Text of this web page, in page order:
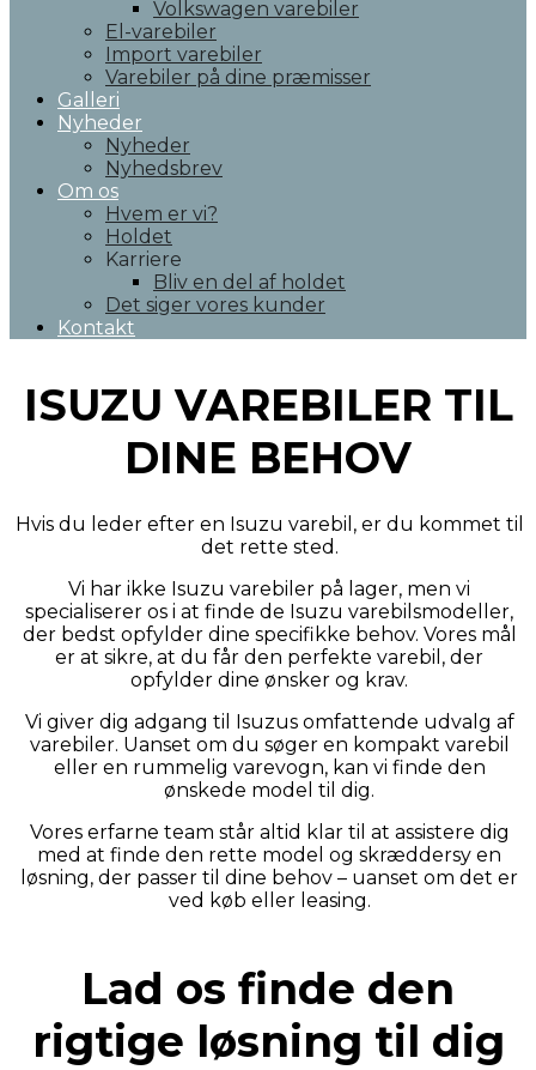
Volkswagen varebiler
El-varebiler
Import varebiler
Varebiler på dine præmisser
Galleri
Nyheder
Nyheder
Nyhedsbrev
Om os
Hvem er vi?
Holdet
Karriere
Bliv en del af holdet
Det siger vores kunder
Kontakt
ISUZU VAREBILER TIL
DINE BEHOV
Hvis du leder efter en Isuzu varebil, er du kommet til
det rette sted.
Vi har ikke Isuzu varebiler på lager, men vi
specialiserer os i at finde de Isuzu varebilsmodeller,
der bedst opfylder dine specifikke behov. Vores mål
er at sikre, at du får den perfekte varebil, der
opfylder dine ønsker og krav.
Vi giver dig adgang til Isuzus omfattende udvalg af
varebiler. Uanset om du søger en kompakt varebil
eller en rummelig varevogn, kan vi finde den
ønskede model til dig.
Vores erfarne team står altid klar til at assistere dig
med at finde den rette model og skræddersy en
løsning, der passer til dine behov – uanset om det er
ved køb eller leasing.
Lad os finde den
rigtige løsning til dig